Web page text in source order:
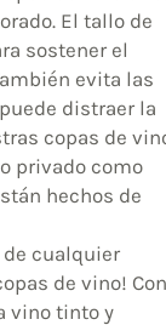
El tallo de
sostener el
evita las
distraer la
copas de
privado como
hechos de
cualquier
de vino! Con
vino tinto y